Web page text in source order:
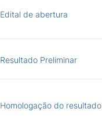
Edital de abertura
Resultado Preliminar
Homologação do resultado